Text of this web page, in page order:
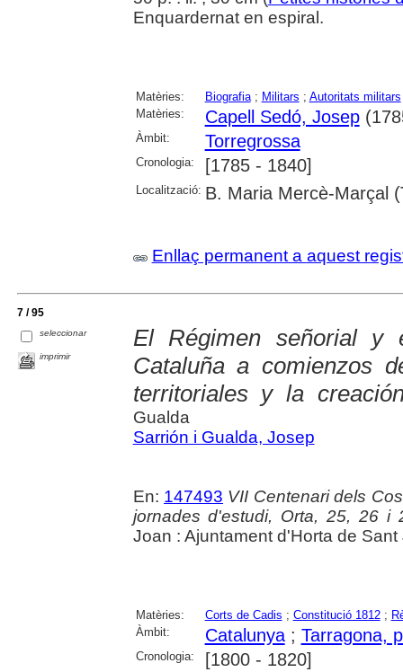
Enquardernat en espiral.
Matèries: Biografia; Militars ; Autoritats militars
Matèries:
Capell Sedó, Josep
Àmbit: Torregrossa
Cronologia: [1785 - 1840]
Localització: B. Maria Mercè-Marçal
Enllaç permanent a aquest
7 / 95
seleccionar
imprimir
El Régimen señorial y
Cataluña a comienzos
territoriales y la
Gualda
Sarrión i Gualda, Josep
En: 147493 VII Centenari dels
jornades d'estudi, Orta, 25, 26 i
Joan : Ajuntament d'Horta de
Matèries: Corts de Cadis ; Constitució 1812;
Àmbit:
Catalunya; Tarragona,
Cronologia: [1800 - 1820]